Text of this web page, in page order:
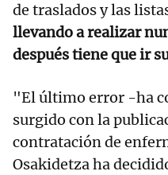
de traslados y las
llevando a realizar
después tiene que ir
"El último error -ha
surgido con la
contratación de
Osakidetza ha